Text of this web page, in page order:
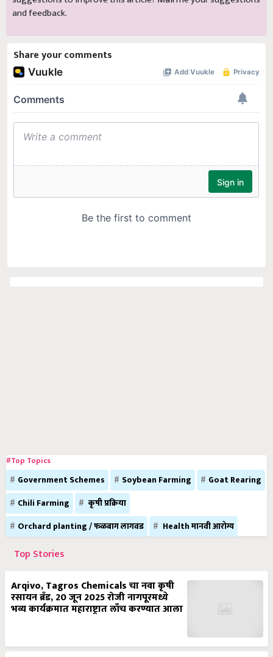
and feedback.
Share your comments
#Top Topics
Government Schemes Soybean Farming
Goat Rearing
Chili Farming
कृषी प्रक्रिया
Orchard planting / फळबाग लागवड
Health मानवी आरोग्य
Top Stories
Arqivo, Tagros Chemicals चा नवा कृषी
रसायन ब्रँड, 20 जून 2025 रोजी नागपूरमध्ये
भव्य कार्यक्रमात महाराष्ट्रात लाँच करण्यात आला